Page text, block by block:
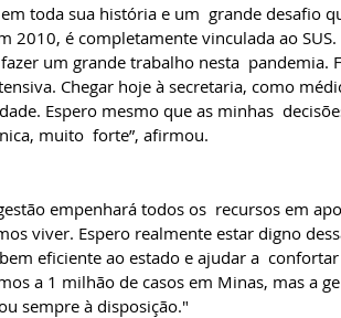
toda sua história e um  grande desafio
2010, é completamente vinculada ao
um grande trabalho nesta  pandemia.
Chegar hoje à secretaria, como
Espero mesmo que as minhas
muito  forte”, afirmou.
empenhará todos os  recursos em
viver. Espero realmente estar digno
eficiente ao estado e ajudar a
a 1 milhão de casos em Minas, mas a
sempre à disposição."